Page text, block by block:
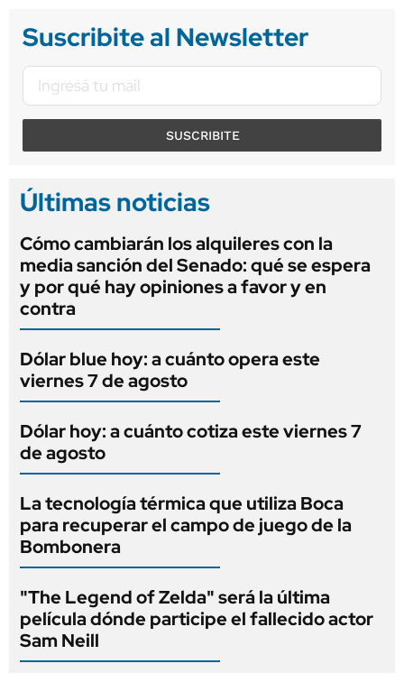
Suscribite al Newsletter
SUSCRIBITE
Últimas noticias
Cómo cambiarán los alquileres con la
media sanción del Senado: qué se espera
y por qué hay opiniones a favor y en
contra
Dólar blue hoy: a cuánto opera este
viernes 7 de agosto
Dólar hoy: a cuánto cotiza este viernes 7
de agosto
La tecnología térmica que utiliza Boca
para recuperar el campo de juego de la
Bombonera
"The Legend of Zelda" será la última
película dónde participe el fallecido actor
Sam Neill